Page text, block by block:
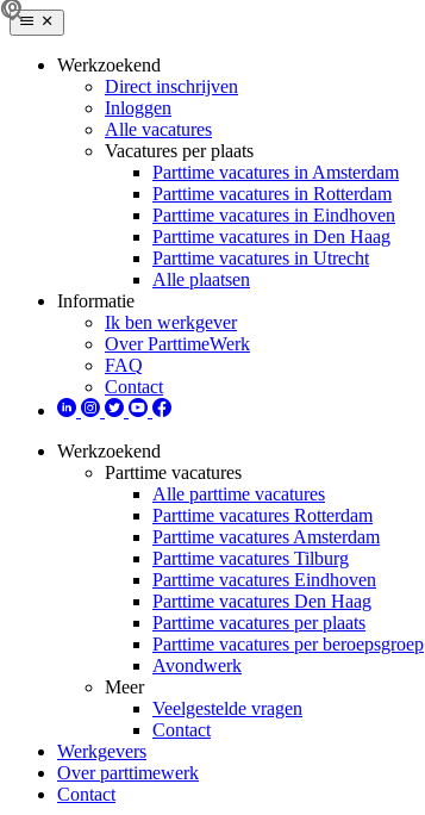
Werkzoekend
Direct inschrijven
Inloggen
Alle vacatures
Vacatures per plaats
Parttime vacatures in Amsterdam
Parttime vacatures in Rotterdam
Parttime vacatures in Eindhoven
Parttime vacatures in Den Haag
Parttime vacatures in Utrecht
Alle plaatsen
Informatie
Ik ben werkgever
Over ParttimeWerk
FAQ
Contact
Werkzoekend
Parttime vacatures
Alle parttime vacatures
Parttime vacatures Rotterdam
Parttime vacatures Amsterdam
Parttime vacatures Tilburg
Parttime vacatures Eindhoven
Parttime vacatures Den Haag
Parttime vacatures per plaats
Parttime vacatures per beroepsgroep
Avondwerk
Meer
Veelgestelde vragen
Contact
Werkgevers
Over parttimewerk
Contact